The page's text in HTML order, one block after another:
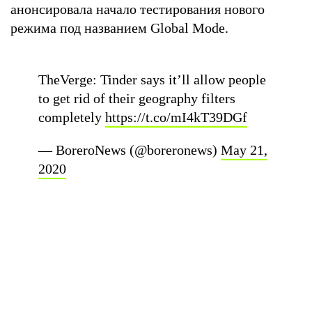
анонсировала начало тестирования нового
режима под названием Global Mode.
TheVerge: Tinder says it’ll allow people
to get rid of their geography filters
completely https://t.co/mI4kT39DGf
— BoreroNews (@boreronews) May 21,
2020